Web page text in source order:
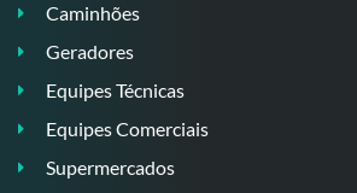
Caminhões
Geradores
Equipes Técnicas
Equipes Comerciais
Supermercados